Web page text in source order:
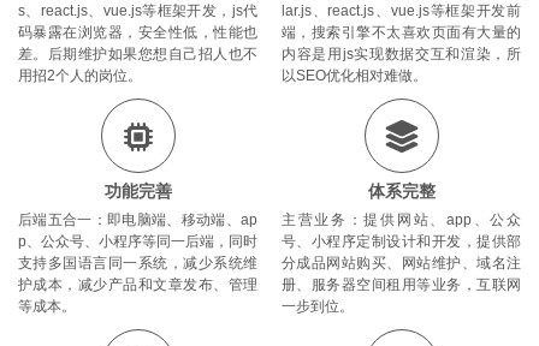
s、react.js、vue.js等框架开发，js代
码暴露在浏览器，安全性低，性能也
差。后期维护如果您想自己招人也不
用招2个人的岗位。
lar.js、react.js、vue.js等框架开发前
端，搜索引擎不太喜欢页面有大量的
内容是用js实现数据交互和渲染，所
以SEO优化相对难做。
功能完善
后端五合一：即电脑端、移动端、ap
p、公众号、小程序等同一后端，同时
支持多国语言同一系统，减少系统维
护成本，减少产品和文章发布、管理
等成本。
体系完整
主营业务：提供网站、app、公众
号、小程序定制设计和开发，提供部
分成品网站购买、网站维护、域名注
册、服务器空间租用等业务，互联网
一步到位。